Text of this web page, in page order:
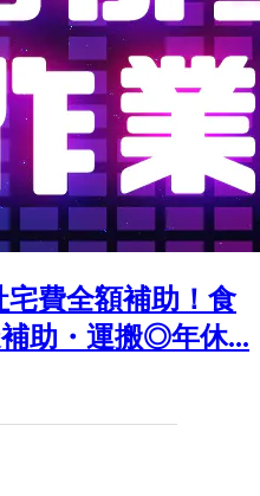
宅費全額補助！食
助・運搬◎年休...